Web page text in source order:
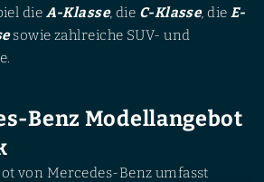
die A-Klasse, die C-Klasse, die E-
sowie zahlreiche SUV- und
Benz Modellangebot
von Mercedes-Benz umfasst